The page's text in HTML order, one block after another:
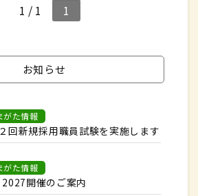
1 / 1 1
お知らせ
がた情報
回新規採用職員試験を実施します
がた情報
開催のご案内